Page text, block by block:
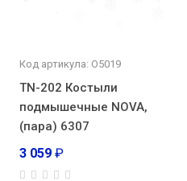
Код артикула: О5019
TN-202 Костыли
подмышечные NOVA,
(пара) 6307
3 059 ₽